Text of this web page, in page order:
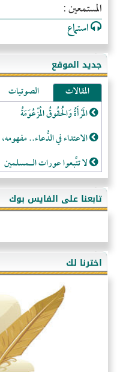
المستمعين :
استماع
جديد الموقع
المقالات الصوتيات
المَرْأَةُ وَالْحُقُوقُ الْمَزْعُوَمَةُ
الاعتداء في الدُّعاء..
لا تتَّبعوا عورات الـمسلمين
فقه النَّصيحة عند الصَّحابة
لَا عِزَّةَ إِلَّا بِالإِسْلَامِ
هذه سبيلنا فماذا تنقمون؟!
أُسُـسُ بَـيْـتِ الـمُسْـلِمِ
التَّعْلِيمُ القُرْآنِي
كلمة إلى إخواني السلفيين في
تابعنا على الفايس بوك
اخترنا لك